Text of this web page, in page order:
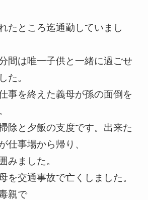
たところ迄通勤していまし
間は唯一子供と一緒に過ごせ
た。
事を終えた義母が孫の面倒を
除と夕飯の支度です。出来た
仕事場から帰り、
みました。
を交通事故で亡くしました。
親で